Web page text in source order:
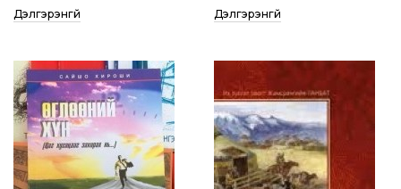
Дэлгэрэнгүй Дэлгэрэнгүй